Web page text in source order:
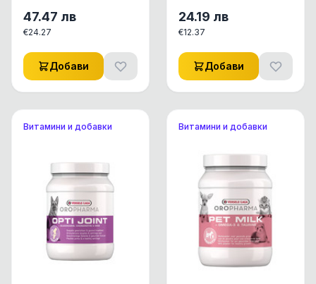
47.47 лв
€24.27
Добави
24.19 лв
€12.37
Добави
Витамини и добавки Витамини и добавки